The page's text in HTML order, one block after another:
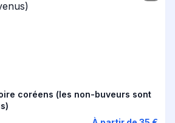
coréens (les non-buveurs sont